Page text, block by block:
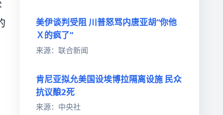
美伊谈判受阻 川普怒骂内唐亚胡“你他
Ｘ的疯了”
来源：联合新闻
肯尼亚拟允美国设埃博拉隔离设施 民众
抗议酿2死
来源：中央社